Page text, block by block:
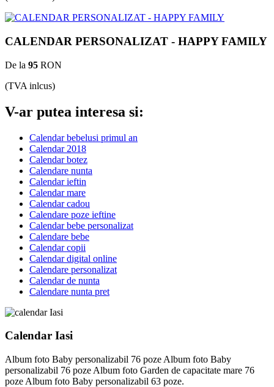
CALENDAR PERSONALIZAT - HAPPY FAMILY
De la 95 RON
(TVA inlcus)
V-ar putea interesa si:
Calendar bebelusi primul an
Calendar 2018
Calendar botez
Calendare nunta
Calendar ieftin
Calendar mare
Calendar cadou
Calendare poze ieftine
Calendar bebe personalizat
Calendare bebe
Calendar copii
Calendar digital online
Calendare personalizat
Calendar de nunta
Calendare nunta pret
Calendar Iasi
Album foto Baby personalizabil 76 poze Album foto Baby
personalizabil 76 poze Album foto Garden de capacitate mare 76
poze Album foto Baby personalizabil 63 poze.